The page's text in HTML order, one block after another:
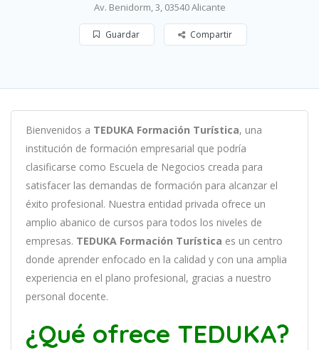
Av. Benidorm, 3, 03540 Alicante
Guardar Compartir
Bienvenidos a TEDUKA Formación Turística, una
institución de formación empresarial que podría
clasificarse como Escuela de Negocios creada para
satisfacer las demandas de formación para alcanzar el
éxito profesional. Nuestra entidad privada ofrece un
amplio abanico de cursos para todos los niveles de
empresas. TEDUKA Formación Turística es un centro
donde aprender enfocado en la calidad y con una amplia
experiencia en el plano profesional, gracias a nuestro
personal docente.
¿Qué ofrece TEDUKA?